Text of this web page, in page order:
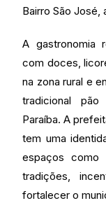
Bairro São José,
A gastronomia
com doces,
na zona rural e
tradicional
Paraíba. A
tem uma
espaços como
tradições,
fortalecer o